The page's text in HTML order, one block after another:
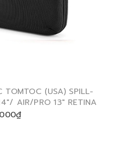
TOMTOC (USA) SPILL-
AIR/PRO 13″ RETINA